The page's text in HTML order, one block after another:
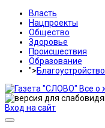
Власть
Нацпроекты
Общество
Здоровье
Происшествия
Образование
">Благоустройство
Вход на сайт